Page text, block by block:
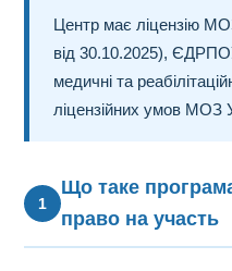
Центр має ліцензію
від 30.10.2025),
медичні та
ліцензійних умов МОЗ
1
Що таке
право на участь